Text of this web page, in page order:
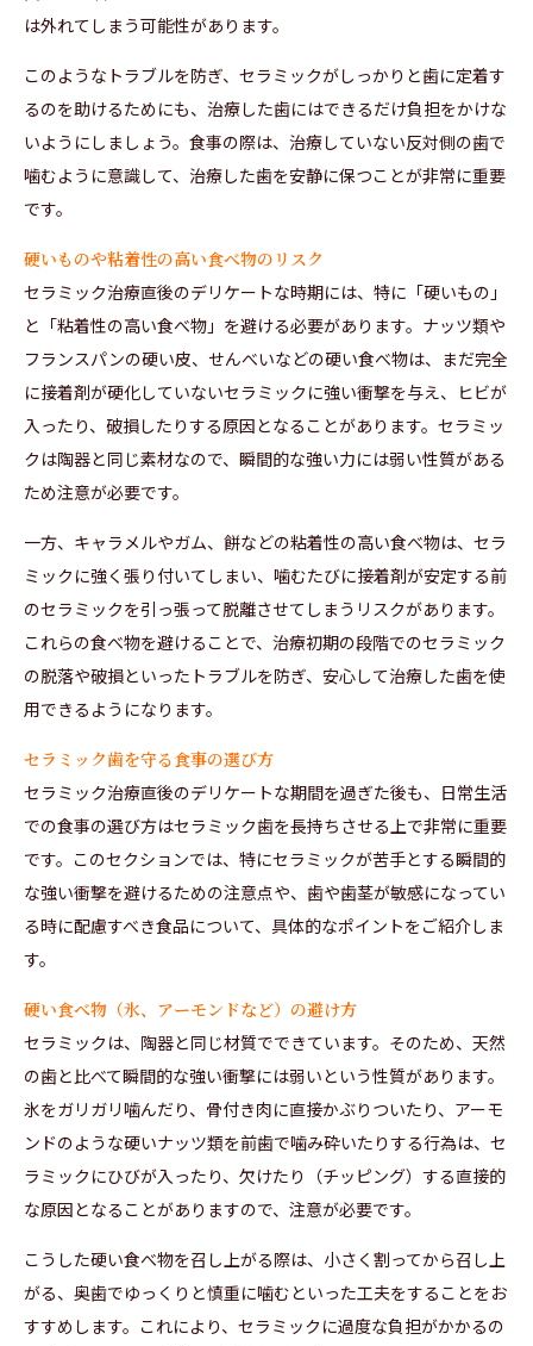
は外れてしまう可能性があります。
このようなトラブルを防ぎ、セラミックがしっかりと歯に定着す
るのを助けるためにも、治療した歯にはできるだけ負担をかけな
いようにしましょう。食事の際は、治療していない反対側の歯で
噛むように意識して、治療した歯を安静に保つことが非常に重要
です。
硬いものや粘着性の高い食べ物のリスク
セラミック治療直後のデリケートな時期には、特に「硬いもの」
と「粘着性の高い食べ物」を避ける必要があります。ナッツ類や
フランスパンの硬い皮、せんべいなどの硬い食べ物は、まだ完全
に接着剤が硬化していないセラミックに強い衝撃を与え、ヒビが
入ったり、破損したりする原因となることがあります。セラミッ
クは陶器と同じ素材なので、瞬間的な強い力には弱い性質がある
ため注意が必要です。
一方、キャラメルやガム、餅などの粘着性の高い食べ物は、セラ
ミックに強く張り付いてしまい、噛むたびに接着剤が安定する前
のセラミックを引っ張って脱離させてしまうリスクがあります。
これらの食べ物を避けることで、治療初期の段階でのセラミック
の脱落や破損といったトラブルを防ぎ、安心して治療した歯を使
用できるようになります。
セラミック歯を守る食事の選び方
セラミック治療直後のデリケートな期間を過ぎた後も、日常生活
での食事の選び方はセラミック歯を長持ちさせる上で非常に重要
です。このセクションでは、特にセラミックが苦手とする瞬間的
な強い衝撃を避けるための注意点や、歯や歯茎が敏感になってい
る時に配慮すべき食品について、具体的なポイントをご紹介しま
す。
硬い食べ物（氷、アーモンドなど）の避け方
セラミックは、陶器と同じ材質でできています。そのため、天然
の歯と比べて瞬間的な強い衝撃には弱いという性質があります。
氷をガリガリ噛んだり、骨付き肉に直接かぶりついたり、アーモ
ンドのような硬いナッツ類を前歯で噛み砕いたりする行為は、セ
ラミックにひびが入ったり、欠けたり（チッピング）する直接的
な原因となることがありますので、注意が必要です。
こうした硬い食べ物を召し上がる際は、小さく割ってから召し上
がる、奥歯でゆっくりと慎重に噛むといった工夫をすることをお
すすめします。これにより、セラミックに過度な負担がかかるの